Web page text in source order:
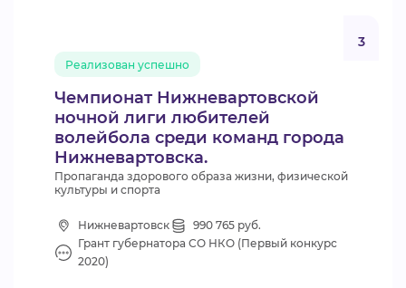
Чемпионат Нижневартовской
ночной лиги любителей
волейбола среди команд города
Нижневартовска.
Реализован успешно
3
Пропаганда здорового образа жизни, физической
культуры и спорта
Нижневартовск
990 765 руб.
Грант губернатора СО НКО (Первый конкурс
2020)